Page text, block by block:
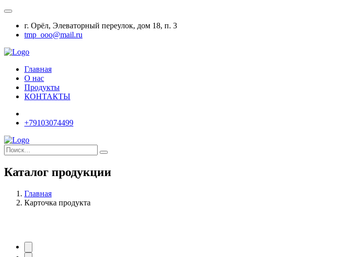
г. Орёл, Элеваторный переулок, дом 18, п. 3
tmp_ooo@mail.ru
Главная
О нас
Продукты
КОНТАКТЫ
+79103074499
Каталог продукции
Главная
Карточка продукта